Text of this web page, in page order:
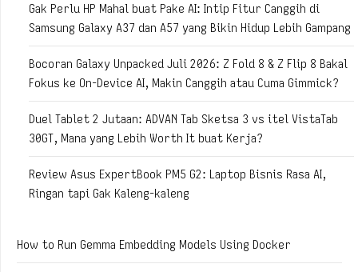
Gak Perlu HP Mahal buat Pake AI: Intip Fitur Canggih di
Samsung Galaxy A37 dan A57 yang Bikin Hidup Lebih Gampang
Bocoran Galaxy Unpacked Juli 2026: Z Fold 8 & Z Flip 8 Bakal
Fokus ke On-Device AI, Makin Canggih atau Cuma Gimmick?
Duel Tablet 2 Jutaan: ADVAN Tab Sketsa 3 vs itel VistaTab
30GT, Mana yang Lebih Worth It buat Kerja?
Review Asus ExpertBook PM5 G2: Laptop Bisnis Rasa AI,
Ringan tapi Gak Kaleng-kaleng
How to Run Gemma Embedding Models Using Docker